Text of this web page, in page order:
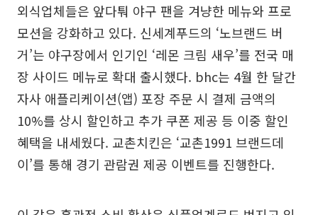
외식업체들은 앞다퉈 야구 팬을 겨냥한 메뉴와 프로
모션을 강화하고 있다. 신세계푸드의 ‘노브랜드 버
거’는 야구장에서 인기인 ‘레몬 크림 새우’를 전국 매
장 사이드 메뉴로 확대 출시했다. bhc는 4월 한 달간
자사 애플리케이션(앱) 포장 주문 시 결제 금액의
10%를 상시 할인하고 추가 쿠폰 제공 등 이중 할인
혜택을 내세웠다. 교촌치킨은 ‘교촌1991 브랜드데
이’를 통해 경기 관람권 제공 이벤트를 진행한다.